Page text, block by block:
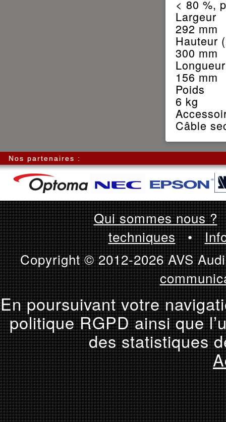
< 80 %,
Largeur
292 mm
Hauteur
300 mm
156 mm
Poids
6 kg
Câble
Nos partenaires :
Qui sommes nous ?
techniques•
Copyright © 2012-2026 AVS
En poursuivant votre
politique RGPD ainsi que
des statistiques